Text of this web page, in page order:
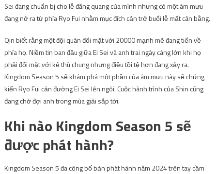
Sei đang chuẩn bị cho lễ đăng quang của mình nhưng có một âm mưu
đang nở ra từ phía Ryo Fui nhằm mục đích cản trở buổi lễ mất cân bằng.
Qin biết rằng một đội quân đối mặt với 20000 mạnh mẽ đang tiến về
phía họ. Niềm tin ban đầu giữa Ei Sei và anh trai ngày càng lớn khi họ
phải đối mặt với kẻ thù chung nhưng điều tồi tệ hơn đang xảy ra.
Kingdom Season 5 sẽ khám phá một phần của âm mưu này sẽ chứng
kiến ​​Ryo Fui cản đường Ei Sei lên ngôi. Cuộc hành trình của Shin cũng
đang chờ đợi anh trong mùa giải sắp tới.
Khi nào Kingdom Season 5 sẽ
được phát hành?
Kingdom Season 5 đã công bố bản phát hành năm 2024 trên tay cầm